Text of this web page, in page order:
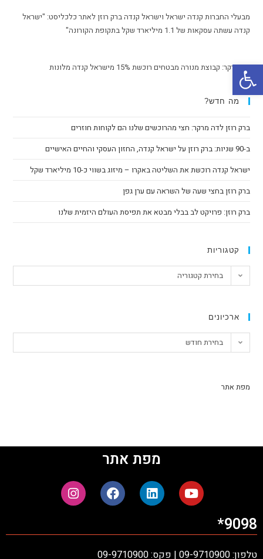
פתח סרגל נגישות
מבעלי החברות קנדה ישראל וישראל קנדה ברק רוזן לאתר כלכליסט: "ישראל
קנדה עשתה עסקאות של 1.1 מיליארד שקל בתקופת הקורונה"
דה מרקר: קבוצת מנורה מבטחים רוכשת 15% מישראל קנדה מלונות
מה חדש?
ברק רוזן לדה מרקר: חצי מהרוכשים שלנו הם לקוחות חוזרים
ב-90 שניות: ברק רוזן על ישראל קנדה, החזון העסקי והחיים האישיים
ישראל קנדה רוכשת את השליטה באקרו – מיזוג בשווי כ-10 מיליארד שקל
ברק רוזן בחצי שעה של השראה עם ערן גפן
ברק רוזן: פרויקט לב בבלי מבטא את תפיסת העולם היזמית שלנו
קטגוריות
בחירת קטגוריה
ארכיונים
בחירת חודש
מפת אתר
מפת אתר
9098*
טלפון: 09-9710900 | פקס: 09-9710900